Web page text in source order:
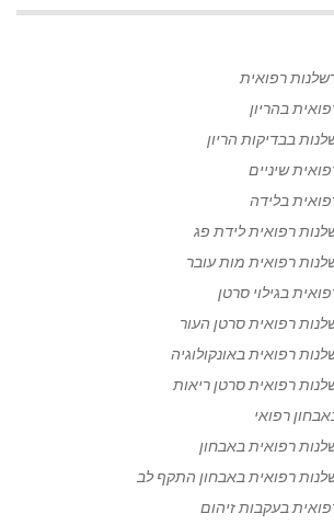
רפואית
בהריון
בבדיקות הריון
שיניים
בלידה
רפואית לידת פג
רפואית מות עובר
בגילוי סרטן
רפואית סרטן העור
רפואית באונקולוגיה
רפואית סרטן ריאות
רפואי
רפואית באבחון
רפואית באבחון התקף לב
בעקבות זיהום